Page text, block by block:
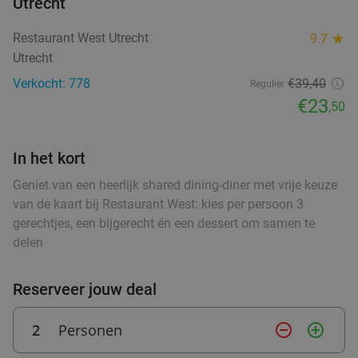
35%
Teds
9.4star
2- of 3-gangen keuzelunch bij BijMoov in hartje
Utrecht
Do
BijMoov
8.9star
Utrecht 0 min. directions_walk
Verkocht: 216 Regulier €19,75
Restaurant West Utrecht 9.7 star
Utrecht
Verkocht: 778
Regulier €39,40
€23,50
In het kort
Geniet van een heerlijk shared dining-diner met vrije keuze
van de kaart bij Restaurant West: kies per persoon 3
gerechtjes, een bijgerecht én een dessert om samen te
delen
Reserveer jouw deal
2 Personen remove_circle_outline add_circle_outline